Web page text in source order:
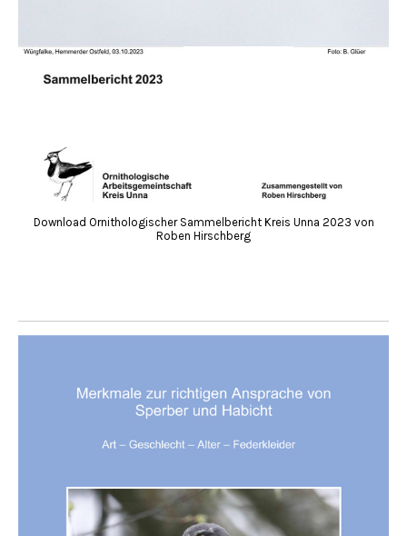
Download Ornithologischer Sammelbericht Kreis Unna 2023 von
Roben Hirschberg